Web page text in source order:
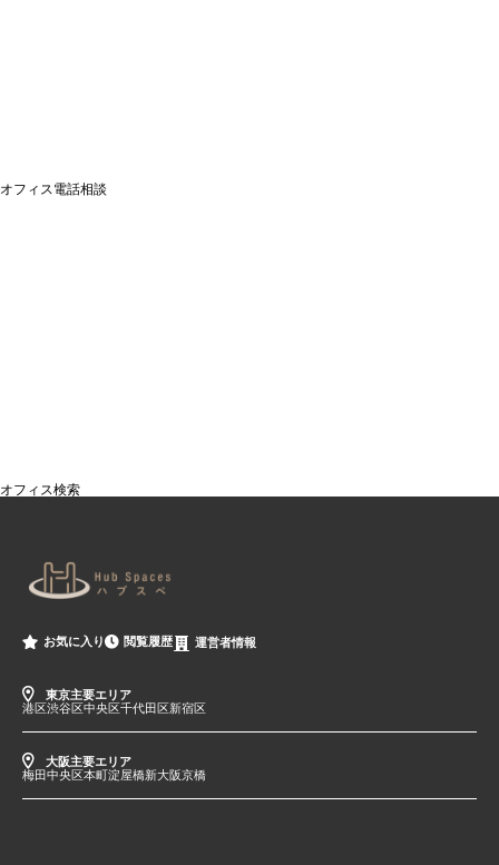
オフィス電話相談
オフィス検索
お気に入り 閲覧履歴 運営者情報
東京主要エリア
港区渋谷区中央区千代田区新宿区
大阪主要エリア
梅田中央区本町淀屋橋新大阪京橋